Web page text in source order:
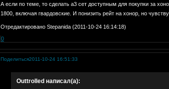
А если по теме, то сделать а3 сет доступным для покупки за
1800, включая гвардовские. И понизить рейт на хонор, но
Отредактировано Stepanida (2011-10-24 16:14:18)
0
Поделиться2011-10-24 16:51:33
Outtrolled написал(а):